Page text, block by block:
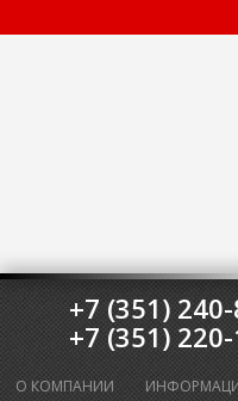
+7 (351)
+7 (351)
О КОМПАНИИ